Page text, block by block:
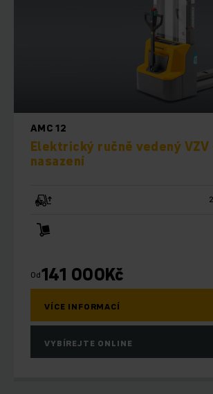
AMC 12
Elektrický ručně vedený VZV
nasazení
Od Kč
141 000
VÍCE INFORMACÍ
VYBÍREJTE ONLINE